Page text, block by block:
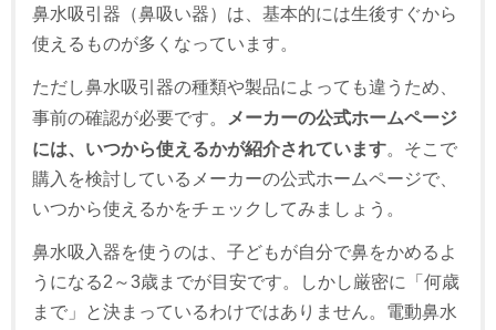
鼻水吸引器（鼻吸い器）は、基本的には生後すぐから
使えるものが多くなっています。
ただし鼻水吸引器の種類や製品によっても違うため、
事前の確認が必要です。
メーカーの公式ホームページ
には、いつから使えるかが紹介されています。そこで
購入を検討しているメーカーの公式ホームページで、
いつから使えるかをチェックしてみましょう。
鼻水吸入器を使うのは、子どもが自分で鼻をかめるよ
うになる2～3歳までが目安です。しかし厳密に「何歳
まで」と決まっているわけではありません。電動鼻水